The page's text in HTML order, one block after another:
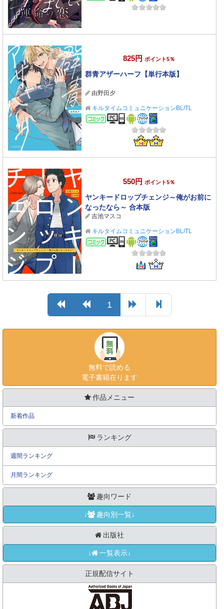
825円 ポイント5％
群青アザーハーフ【単行本版】
由野田夕
キルタイムコミュニケーションBL/TL
コミック
550円 ポイント5％
ヤンキードロップチェンジ～俺がお前に
なったなら～ 合本版
吉池マスコ
キルタイムコミュニケーションBL/TL
コミック
1
無料で読める
電子書籍在ります
作品メニュー
新着作品
ランキング
週間ランキング
月間ランキング
趣向ワード
↓ 趣向別一覧↓
出版社
↓ 一覧表示↓
正規配信サイト